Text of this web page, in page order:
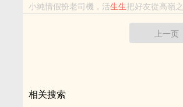
小純情假扮老司機，活生生把好友從高嶺
上一页
相关搜索